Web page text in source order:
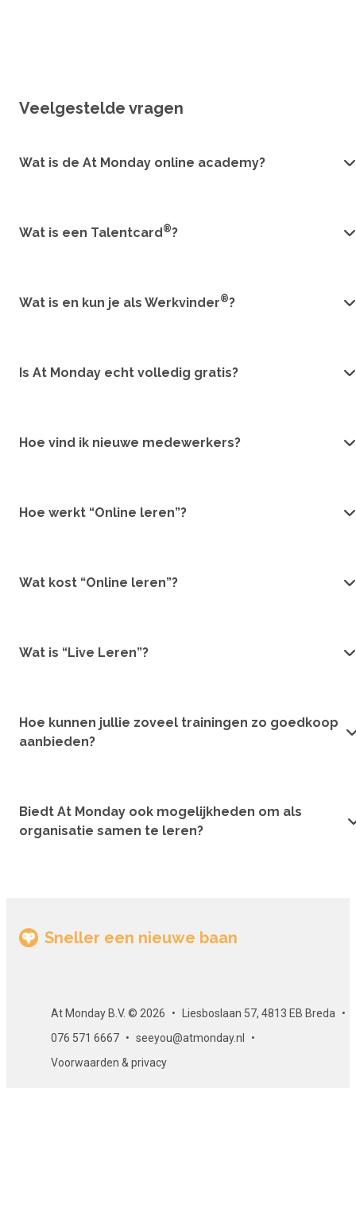
Veelgestelde vragen
Wat is de At Monday online academy?
Wat is een Talentcard®?
Wat is en kun je als Werkvinder®?
Is At Monday echt volledig gratis?
Hoe vind ik nieuwe medewerkers?
Hoe werkt “Online leren”?
Wat kost “Online leren”?
Wat is “Live Leren”?
Hoe kunnen jullie zoveel trainingen zo goedkoop
aanbieden?
Biedt At Monday ook mogelijkheden om als
organisatie samen te leren?
Sneller een nieuwe baan
At Monday B.V. © 2026
Liesboslaan 57, 4813 EB Breda
076 571 6667
seeyou@atmonday.nl
Voorwaarden & privacy